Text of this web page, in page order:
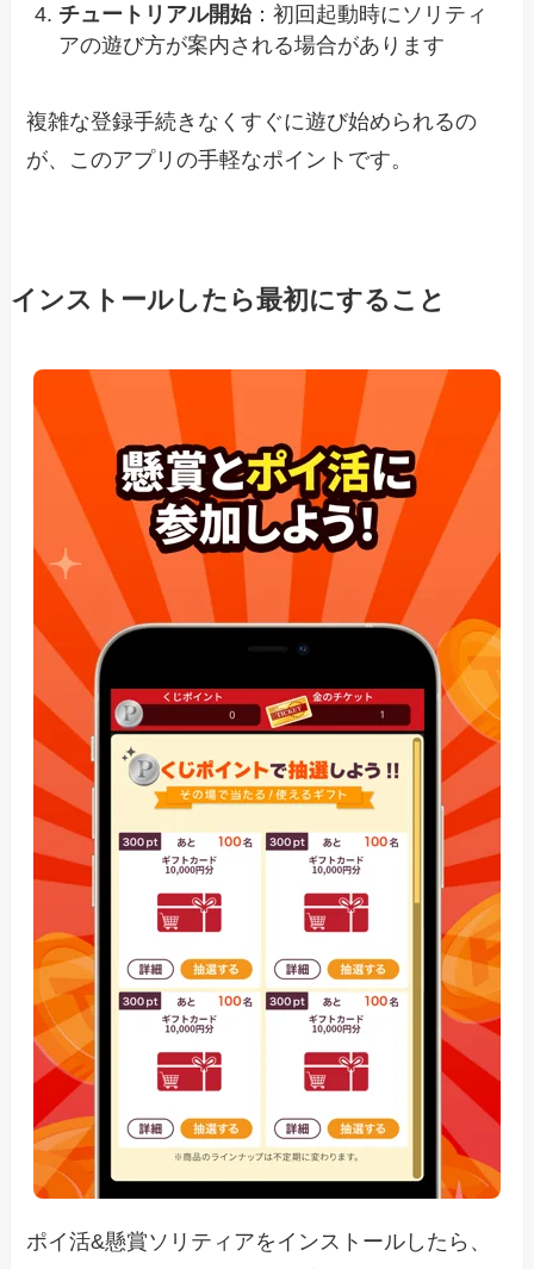
チュートリアル開始：初回起動時にソリティ
アの遊び方が案内される場合があります
複雑な登録手続きなくすぐに遊び始められるの
が、このアプリの手軽なポイントです。
インストールしたら最初にすること
ポイ活&懸賞ソリティアをインストールしたら、